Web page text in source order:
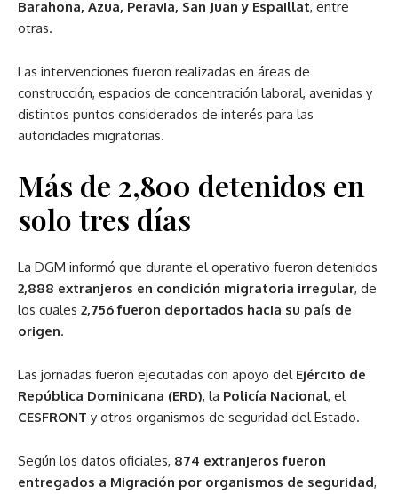
Barahona, Azua, Peravia, San Juan y Espaillat, entre
otras.
Las intervenciones fueron realizadas en áreas de
construcción, espacios de concentración laboral, avenidas y
distintos puntos considerados de interés para las
autoridades migratorias.
Más de 2,800 detenidos en
solo tres días
La DGM informó que durante el operativo fueron detenidos
2,888 extranjeros en condición migratoria irregular, de
los cuales 2,756 fueron deportados hacia su país de
origen.
Las jornadas fueron ejecutadas con apoyo del Ejército de
República Dominicana (ERD), la Policía Nacional, el
CESFRONT y otros organismos de seguridad del Estado.
Según los datos oficiales, 874 extranjeros fueron
entregados a Migración por organismos de seguridad,